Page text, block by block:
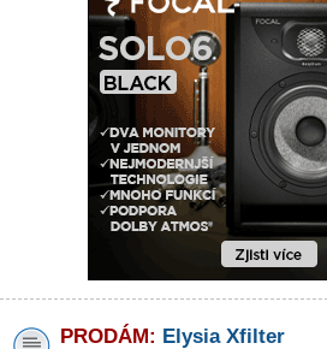
PRODÁM: Elysia Xfilter